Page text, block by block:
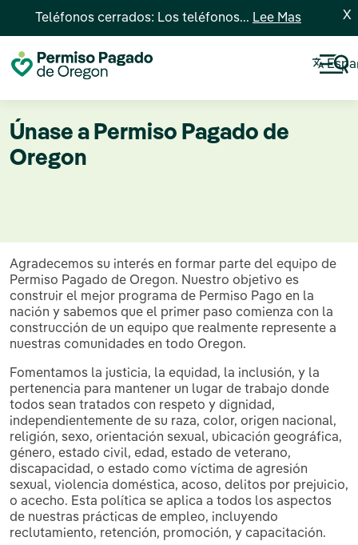
Teléfonos cerrados: Los teléfonos... Lee Mas X
Únase a Permiso Pagado de
Oregon
Agradecemos su interés en formar parte del equipo de
Permiso Pagado de Oregon. Nuestro objetivo es
construir el mejor programa de Permiso Pago en la
nación y sabemos que el primer paso comienza con la
construcción de un equipo que realmente represente a
nuestras comunidades en todo Oregon.
Fomentamos la justicia, la equidad, la inclusión, y la
pertenencia para mantener un lugar de trabajo donde
todos sean tratados con respeto y dignidad,
independientemente de su raza, color, origen nacional,
religión, sexo, orientación sexual, ubicación geográfica,
género, estado civil, edad, estado de veterano,
discapacidad, o estado como víctima de agresión
sexual, violencia doméstica, acoso, delitos por prejuicio,
o acecho. Esta política se aplica a todos los aspectos
de nuestras prácticas de empleo, incluyendo
reclutamiento, retención, promoción, y capacitación.